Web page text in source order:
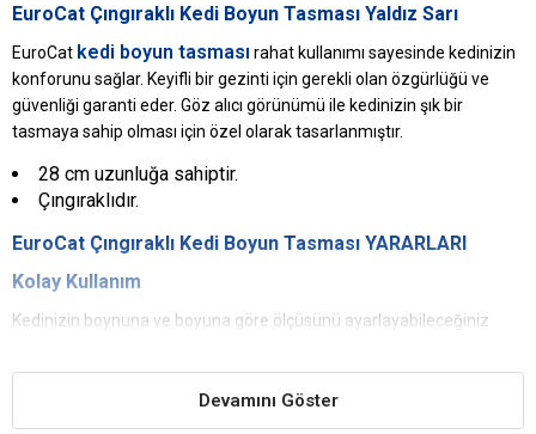
EuroCat Çıngıraklı Kedi Boyun Tasması Yaldız Sarı
EuroCat kedi boyun tasması rahat kullanımı sayesinde kedinizin
konforunu sağlar. Keyifli bir gezinti için gerekli olan özgürlüğü ve
güvenliği garanti eder. Göz alıcı görünümü ile kedinizin şık bir
tasmaya sahip olması için özel olarak tasarlanmıştır.
28 cm uzunluğa sahiptir.
Çıngıraklıdır.
EuroCat Çıngıraklı Kedi Boyun Tasması YARARLARI
Kolay Kullanım
Kedinizin boynuna ve boyuna göre ölçüsünü ayarlayabileceğiniz
Kedinizin kaybolmaması için çıngıraklı tasarımı sayesinde rahatlık
Devamını Göster